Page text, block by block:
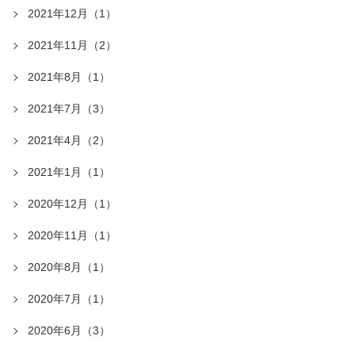
2021年12月（1）
2021年11月（2）
2021年8月（1）
2021年7月（3）
2021年4月（2）
2021年1月（1）
2020年12月（1）
2020年11月（1）
2020年8月（1）
2020年7月（1）
2020年6月（3）